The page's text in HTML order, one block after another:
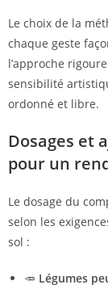
Le choix de la
chaque geste
l’approche
sensibilité
ordonné et libre.
Dosages et
pour un
Le dosage du
selon les
sol :
🥕 Légumes